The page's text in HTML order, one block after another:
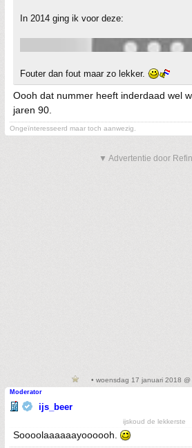
In 2014 ging ik voor deze:
Fouter dan fout maar zo lekker.
Oooh dat nummer heeft inderdaad wel
jaren 90.
Ongeïnteresseerd maar toch aanwezig.
▼ Advertentie door
• woensdag 17 januari 2018 @
Moderator
ijs_beer
ijskoud de lekkerste
Soooolaaaaaayoooooh.